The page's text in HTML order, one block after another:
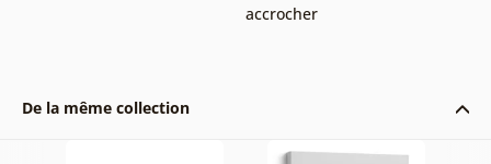
accrocher
De la même collection